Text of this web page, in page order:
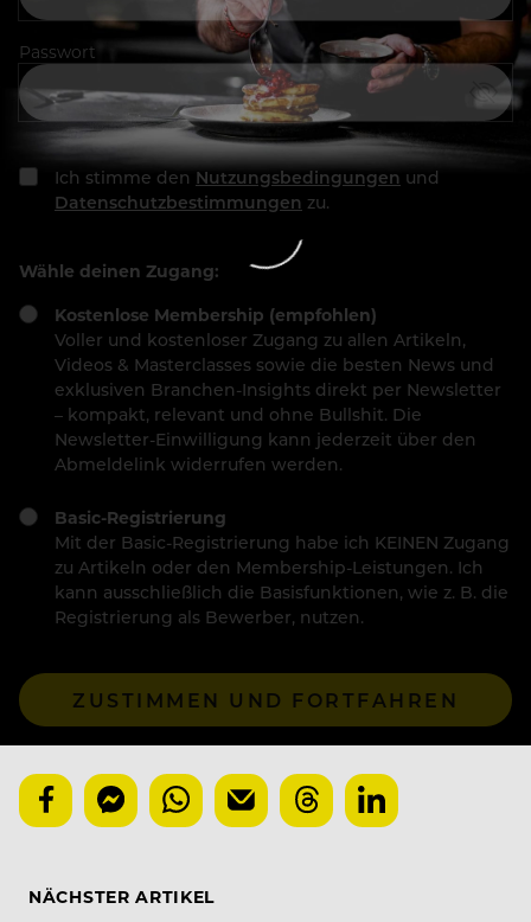
Passwort
Ich stimme den Nutzungsbedingungen und
Datenschutzbestimmungen zu.
Wähle deinen Zugang:
Kostenlose Membership (empfohlen)
Voller und kostenloser Zugang zu allen Artikeln,
Videos & Masterclasses sowie die besten News und
exklusiven Branchen-Insights direkt per Newsletter
– kompakt, relevant und ohne Bullshit. Die
Newsletter-Einwilligung kann jederzeit über den
Abmeldelink widerrufen werden.
Basic-Registrierung
Mit der Basic-Registrierung habe ich KEINEN Zugang
zu Artikeln oder den Membership-Leistungen. Ich
kann ausschließlich die Basisfunktionen, wie z. B. die
Registrierung als Bewerber, nutzen.
ZUSTIMMEN UND FORTFAHREN
NÄCHSTER ARTIKEL